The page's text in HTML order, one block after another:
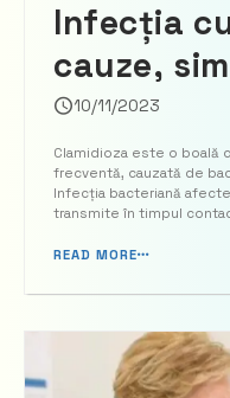
Infecția
cauze,
tratament
10/11/2023
Clamidioza este o boală
frecventă, cauzată de
Infecția bacteriană
transmite în timpul
deoarece nu dezvoltă
READ MORE